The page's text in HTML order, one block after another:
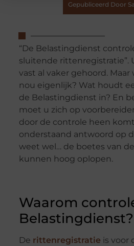
Gepubliceerd Door
“De Belastingdienst
sluitende rittenregistratie”.
vast al vaker gehoord.
nou eigenlijk? Wat houdt
de Belastingdienst in? En
moet u zich op
door de controle heen
onderstaand antwoord op
weet wel… de boetes van
kunnen hoog oplopen.
Waarom
Belastingdienst?
De rittenregistratie is voor